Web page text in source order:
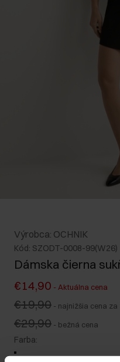
Výrobca: OCHNIK
Kód: SZODT-0008-99(W26)
Dámska čierna
€14,90 - Aktuálna cena
€19,90 - najnižšia cena za
€29,90 - bežná cena
Farba: